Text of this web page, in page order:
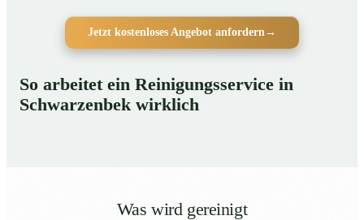
Jetzt kostenloses Angebot anfordern →
So arbeitet ein Reinigungsservice in
Schwarzenbek wirklich
Was wird gereinigt